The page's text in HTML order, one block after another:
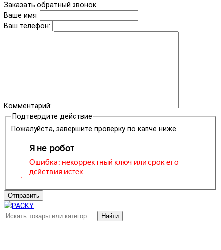
Заказать обратный звонок
Ваше имя:
Ваш телефон:
Комментарий:
Подтвердите действие
Пожалуйста, завершите проверку по капче ниже
Отправить
Найти